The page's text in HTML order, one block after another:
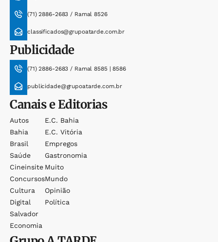
(71) 2886-2683 / Ramal 8526
classificados@grupoatarde.com.br
Publicidade
(71) 2886-2683 / Ramal 8585 | 8586
publicidade@grupoatarde.com.br
Canais e Editorias
Autos
Bahia
Brasil
Saúde
Cineinsite
Concursos
Cultura
Digital
Salvador
Economia
E.c. Bahia
E.c. Vitória
Empregos
Gastronomia
Muito
Mundo
Opinião
Política